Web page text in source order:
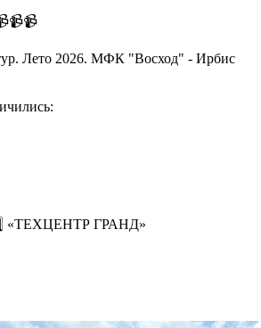
Лето 2026. МФК "Восход" - Ирбис
«ТЕХЦЕНТР ГРАНД»